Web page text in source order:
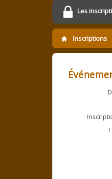
Les
Inscriptions